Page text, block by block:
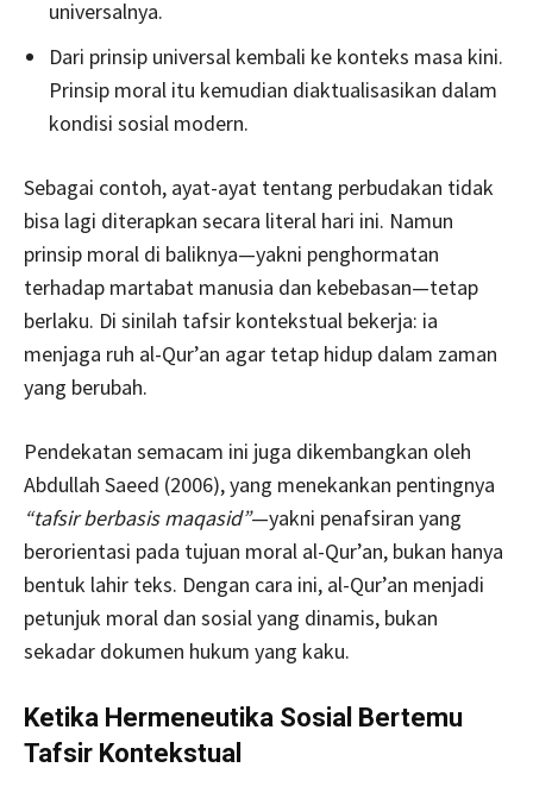
universalnya.
Dari prinsip universal kembali ke konteks masa kini.
Prinsip moral itu kemudian diaktualisasikan dalam
kondisi sosial modern.
Sebagai contoh, ayat-ayat tentang perbudakan tidak
bisa lagi diterapkan secara literal hari ini. Namun
prinsip moral di baliknya—yakni penghormatan
terhadap martabat manusia dan kebebasan—tetap
berlaku. Di sinilah tafsir kontekstual bekerja: ia
menjaga ruh al-Qur’an agar tetap hidup dalam zaman
yang berubah.
Pendekatan semacam ini juga dikembangkan oleh
Abdullah Saeed (2006), yang menekankan pentingnya
“tafsir berbasis maqasid”—yakni penafsiran yang
berorientasi pada tujuan moral al-Qur’an, bukan hanya
bentuk lahir teks. Dengan cara ini, al-Qur’an menjadi
petunjuk moral dan sosial yang dinamis, bukan
sekadar dokumen hukum yang kaku.
Ketika Hermeneutika Sosial Bertemu
Tafsir Kontekstual